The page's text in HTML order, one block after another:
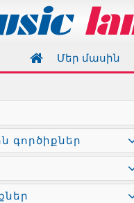
Մեր մասին
գործիքներ